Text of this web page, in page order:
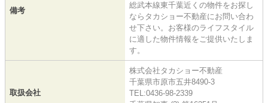
備考
総武本線東千葉近くの物件をお探し
ならタカショー不動産にお問い合わ
せ下さい。お客様のライフスタイル
に適した物件情報をご提供いたしま
す。
取扱会社
株式会社タカショー不動産
千葉県市原市五井8490-3
TEL:0436-98-2339